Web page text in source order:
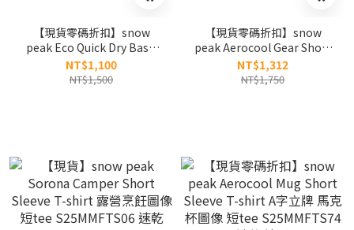
【現貨零碼折扣】snow
peak Eco Quick Dry Basic
Short Sleeve T-shirt 印花
小logo 速乾 涼感 短tee
NT$1,100
NT$1,500
【現貨零碼折扣】snow
peak Aerocool Gear Short
Sleeve T-shirt 25SS 俏皮露
營用品圖像 短tee
NT$1,312
NT$1,750